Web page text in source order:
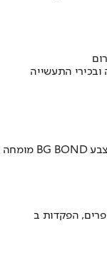
התעשייה